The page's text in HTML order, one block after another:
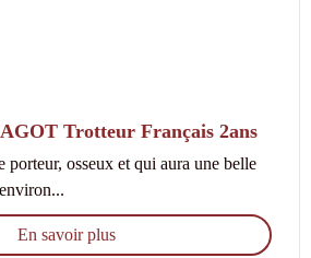
Trotteur Français 2ans
porteur, osseux et qui aura une belle
En savoir plus